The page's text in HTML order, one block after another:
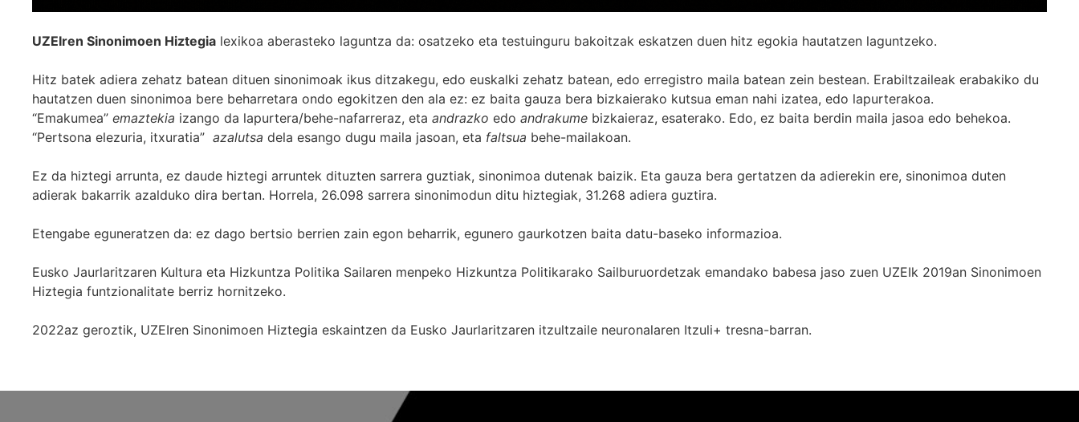
UZEIren Sinonimoen Hiztegia lexikoa aberasteko laguntza da: osatzeko eta testuinguru bakoitzak eskatzen duen hitz egokia hautatzen laguntzeko.
Hitz batek adiera zehatz batean dituen sinonimoak ikus ditzakegu, edo euskalki zehatz batean, edo erregistro maila batean zein bestean. Erabiltzaileak erabakiko du
hautatzen duen sinonimoa bere beharretara ondo egokitzen den ala ez: ez baita gauza bera bizkaierako kutsua eman nahi izatea, edo lapurterakoa.
“Emakumea” emaztekia izango da lapurtera/behe-nafarreraz, eta andrazko edo andrakume bizkaieraz, esaterako. Edo, ez baita berdin maila jasoa edo behekoa.
“Pertsona elezuria, itxuratia” azalutsa dela esango dugu maila jasoan, eta faltsua behe-mailakoan.
Ez da hiztegi arrunta, ez daude hiztegi arruntek dituzten sarrera guztiak, sinonimoa dutenak baizik. Eta gauza bera gertatzen da adierekin ere, sinonimoa duten
adierak bakarrik azalduko dira bertan. Horrela, 26.098 sarrera sinonimodun ditu hiztegiak, 31.268 adiera guztira.
Etengabe eguneratzen da: ez dago bertsio berrien zain egon beharrik, egunero gaurkotzen baita datu-baseko informazioa.
Eusko Jaurlaritzaren Kultura eta Hizkuntza Politika Sailaren menpeko Hizkuntza Politikarako Sailburuordetzak emandako babesa jaso zuen UZEIk 2019an Sinonimoen
Hiztegia funtzionalitate berriz hornitzeko.
2022az geroztik, UZEIren Sinonimoen Hiztegia eskaintzen da Eusko Jaurlaritzaren itzultzaile neuronalaren Itzuli+ tresna-barran.